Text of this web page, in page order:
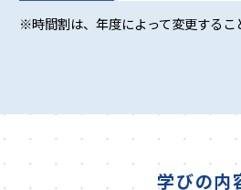
※時間割は、年度によって変更するこ
学びの内